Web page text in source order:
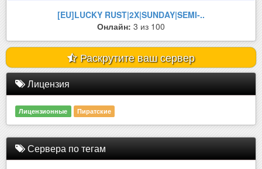
[EU]LUCKY RUST|2X|SUNDAY|SEMI-..
Онлайн: 3 из 100
Раскрутите ваш сервер
Лицензия
Лицензионные Пиратские
Сервера по тегам